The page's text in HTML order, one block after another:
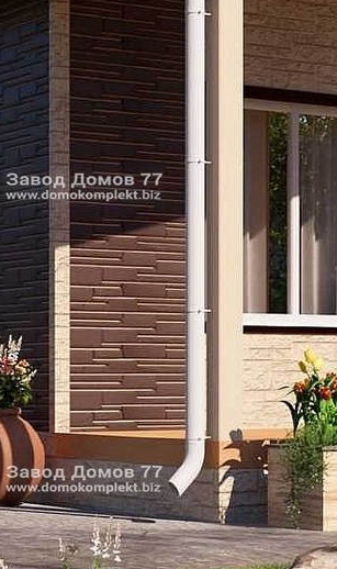
раскроенные по проекту,
входят в стоимость.
проект — готовы к монтажу.
и крыши: сухой, строганный,